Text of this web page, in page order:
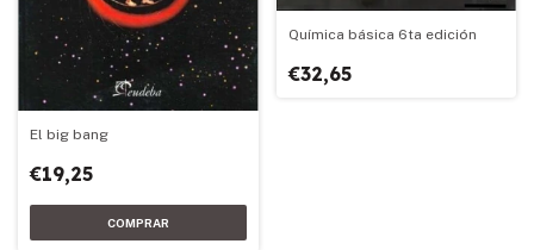
El big bang
€19,25
Química básica 6ta edición
€32,65